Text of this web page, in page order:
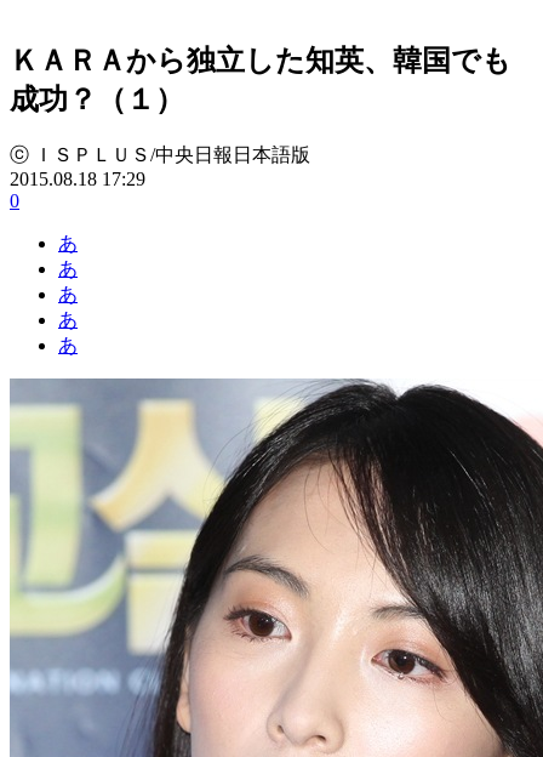
ＫＡＲＡから独立した知英、韓国でも
成功？（１）
ⓒ ＩＳＰＬＵＳ/中央日報日本語版
2015.08.18 17:29
0
あ
あ
あ
あ
あ